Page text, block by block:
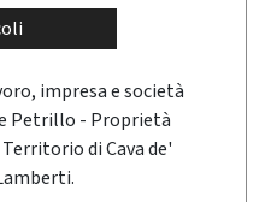
impresa e società
Petrillo - Proprietà
di Cava de'